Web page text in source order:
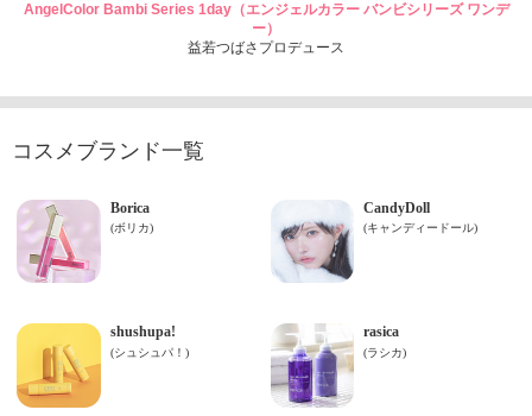
AngelColor Bambi Series 1day（エンジェルカラー バンビシリーズ ワンデ
ー）
益若つばさプロデュース
コスメブランド一覧